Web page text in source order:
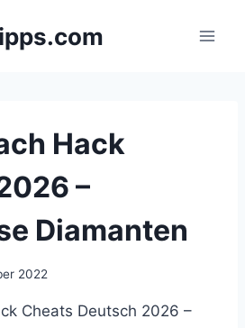
Hack
–
Diamanten
2022